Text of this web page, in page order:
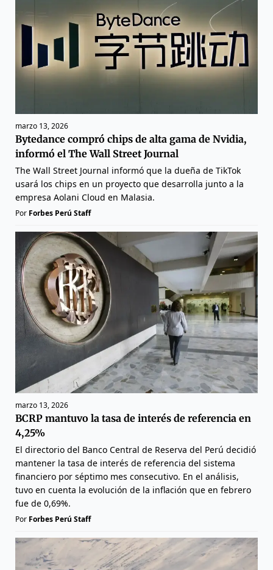
marzo 13, 2026
Bytedance compró chips de alta gama de Nvidia,
informó el The Wall Street Journal
The Wall Street Journal informó que la dueña de TikTok
usará los chips en un proyecto que desarrolla junto a la
empresa Aolani Cloud en Malasia.
Por Forbes Perú Staff
marzo 13, 2026
BCRP mantuvo la tasa de interés de referencia en
4,25%
El directorio del Banco Central de Reserva del Perú decidió
mantener la tasa de interés de referencia del sistema
financiero por séptimo mes consecutivo. En el análisis,
tuvo en cuenta la evolución de la inflación que en febrero
fue de 0,69%.
Por Forbes Perú Staff